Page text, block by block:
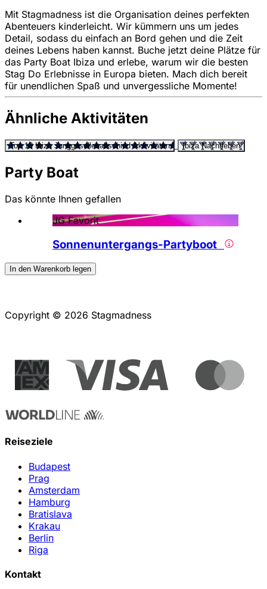
Mit Stagmadness ist die Organisation deines perfekten
Abenteuers kinderleicht. Wir kümmern uns um jedes
Detail, sodass du einfach an Bord gehen und die Zeit
deines Lebens haben kannst. Buche jetzt deine Plätze für
das Party Boat Ibiza und erlebe, warum wir die besten
Stag Do Erlebnisse in Europa bieten. Mach dich bereit
für unendlichen Spaß und unvergessliche Momente!
Ähnliche Aktivitäten
Top 10 Ibiza Junggesellenabschied Aktivitäten Ibiza Nachtleben
Party Boat
Das könnte Ihnen gefallen
JG Favorit
Sonnenuntergangs-Partyboot
In den Warenkorb legen
Copyright © 2026 Stagmadness
Reiseziele
Budapest
Prag
Amsterdam
Hamburg
Bratislava
Krakau
Berlin
Riga
Kontakt